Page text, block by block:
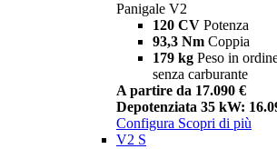
Panigale V2
120 CV Potenza
93,3 Nm Coppia
179 kg Peso in
senza carburante
A partire da 17.090 €
Depotenziata 35 kW:
Configura Scopri di più
V2 S